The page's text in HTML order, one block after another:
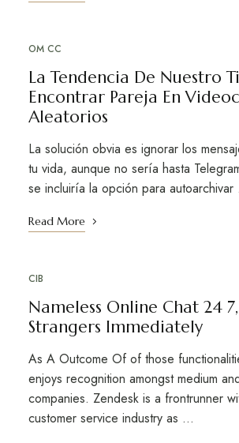
OM CC
La Tendencia De Nuestro
Encontrar Pareja En
Aleatorios
La solución obvia es ignorar los
tu vida, aunque no sería hasta
se incluiría la opción para
Read More
CIB
Nameless Online Chat 24 7,
Strangers Immediately
As A Outcome Of of those
enjoys recognition amongst medium
companies. Zendesk is a frontrunner
customer service industry as …